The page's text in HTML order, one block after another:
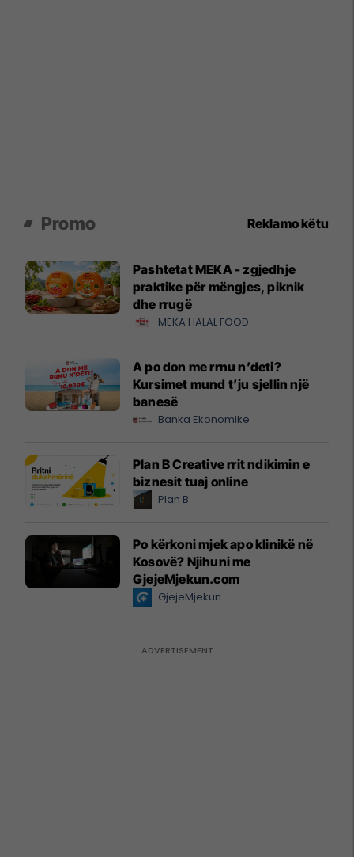
Promo Reklamo këtu
Pashtetat MEKA - zgjedhje
praktike për mëngjes, piknik
dhe rrugë
MEKA HALAL FOOD
A po don me rrnu n’deti?
Kursimet mund t’ju sjellin një
banesë
Banka Ekonomike
Plan B Creative rrit ndikimin e
biznesit tuaj online
Plan B
Po kërkoni mjek apo klinikë në
Kosovë? Njihuni me
GjejeMjekun.com
GjejeMjekun